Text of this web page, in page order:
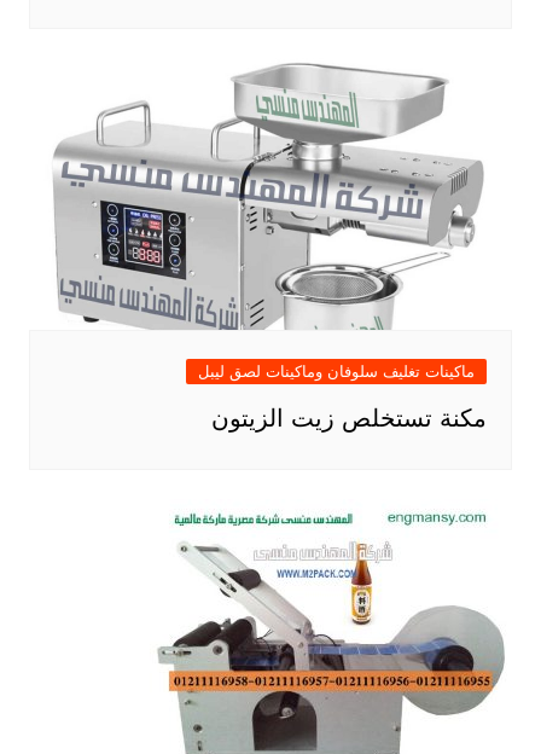
ماكينات تغليف سلوفان وماكينات لصق ليبل
مكنة تستخلص زيت الزيتون